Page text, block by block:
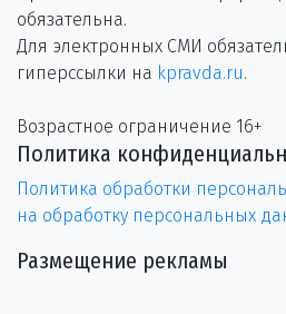
обязательна.
Для электронных СМИ
гиперссылки на kpravda.ru.
Возрастное ограничение 16+
Политика
Политика обработки
на обработку персональных
Размещение рекламы